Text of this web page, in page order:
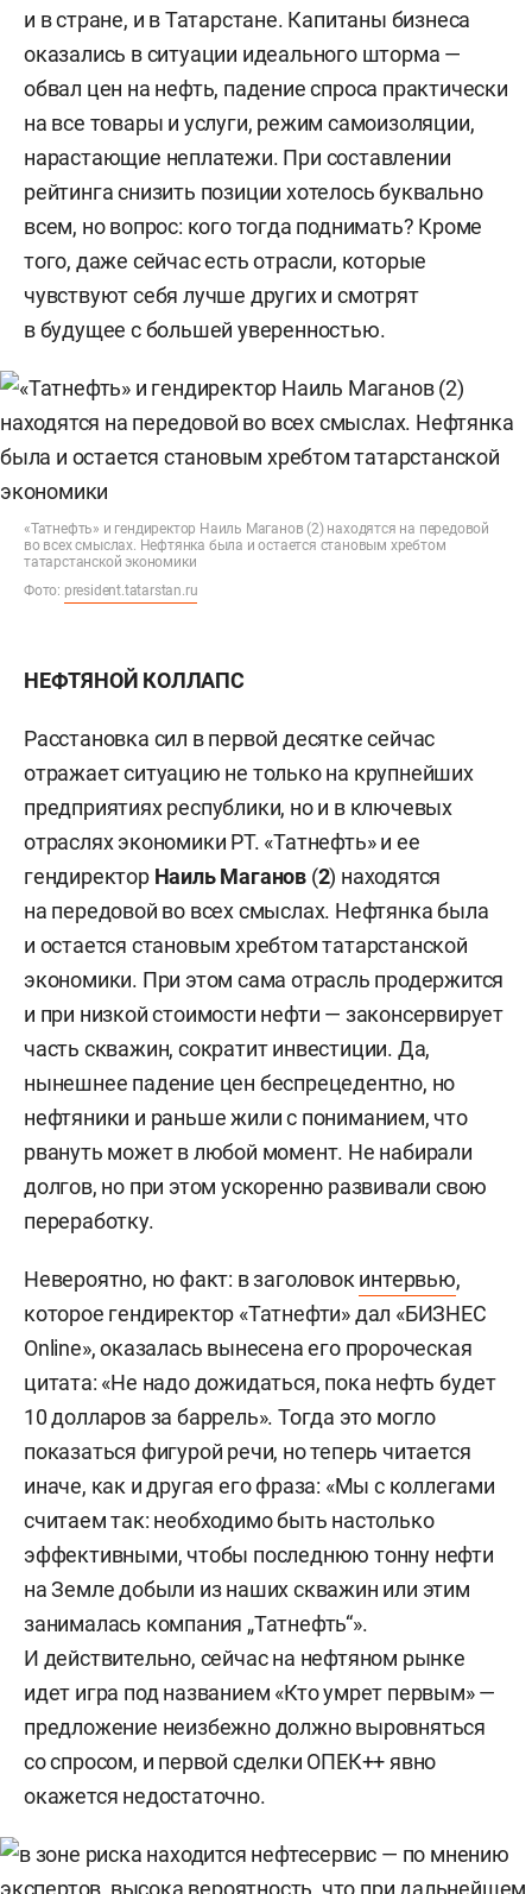
и в стране, и в Татарстане. Капитаны бизнеса
оказались в ситуации идеального шторма —
обвал цен на нефть, падение спроса практически
на все товары и услуги, режим самоизоляции,
нарастающие неплатежи. При составлении
рейтинга снизить позиции хотелось буквально
всем, но вопрос: кого тогда поднимать? Кроме
того, даже сейчас есть отрасли, которые
чувствуют себя лучше других и смотрят
в будущее с большей уверенностью.
«Татнефть» и гендиректор Наиль Маганов (2) находятся на передовой
во всех смыслах. Нефтянка была и остается становым хребтом
татарстанской экономики
Фото: president.tatarstan.ru
НЕФТЯНОЙ КОЛЛАПС
Расстановка сил в первой десятке сейчас
отражает ситуацию не только на крупнейших
предприятиях республики, но и в ключевых
отраслях экономики РТ. «Татнефть» и ее
гендиректор Наиль Маганов (2) находятся
на передовой во всех смыслах. Нефтянка была
и остается становым хребтом татарстанской
экономики. При этом сама отрасль продержится
и при низкой стоимости нефти — законсервирует
часть скважин, сократит инвестиции. Да,
нынешнее падение цен беспрецедентно, но
нефтяники и раньше жили с пониманием, что
рвануть может в любой момент. Не набирали
долгов, но при этом ускоренно развивали свою
переработку.
Невероятно, но факт: в заголовокинтервью,
которое гендиректор «Татнефти» дал «БИЗНЕС
Online», оказалась вынесена его пророческая
цитата: «Не надо дожидаться, пока нефть будет
10 долларов за баррель». Тогда это могло
показаться фигурой речи, но теперь читается
иначе, как и другая его фраза: «Мы с коллегами
считаем так: необходимо быть настолько
эффективными, чтобы последнюю тонну нефти
на Земле добыли из наших скважин или этим
занималась компания „Татнефть“».
И действительно, сейчас на нефтяном рынке
идет игра под названием «Кто умрет первым» —
предложение неизбежно должно выровняться
со спросом, и первой сделки ОПЕК++ явно
окажется недостаточно.